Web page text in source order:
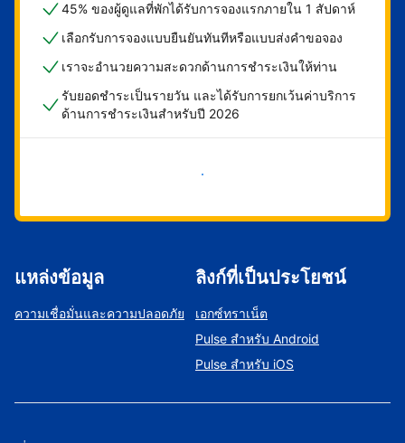
45% ของผู้ดูแลที่พักได้รับการจองแรกภายใน 1 สัปดาห์
เลือกรับการจองแบบยืนยันทันทีหรือแบบส่งคำขอจอง
เราจะอำนวยความสะดวกด้านการชำระเงินให้ท่าน
รับยอดชำระเป็นรายวัน และได้รับการยกเว้นค่าบริการ
ด้านการชำระเงินสำหรับปี 2026
เริ่มดำเนินการเลย
แหล่งข้อมูล
ความเชื่อมั่นและความปลอดภัย
ลิงก์ที่เป็นประโยชน์
เอกซ์ทราเน็ต
Pulse สำหรับ Android
Pulse สำหรับ iOS